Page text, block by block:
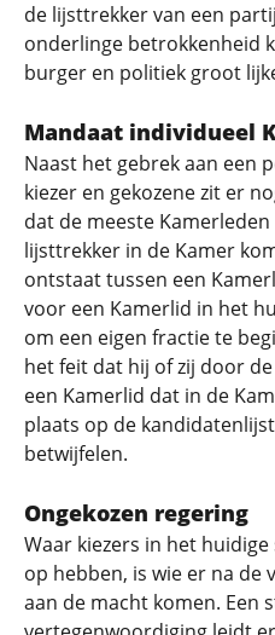
de lijsttrekker van een
onderlinge betrokkenheid
burger en politiek groot
Mandaat individueel
Naast het gebrek aan een
kiezer en gekozene zit er
dat de meeste
lijsttrekker in de Kamer
ontstaat tussen een
voor een Kamerlid in het
om een eigen fractie te
het feit dat hij of zij door
een Kamerlid dat in de
plaats op de
betwijfelen.
Ongekozen regering
Waar kiezers in het
op hebben, is wie er na de
aan de macht komen. Een